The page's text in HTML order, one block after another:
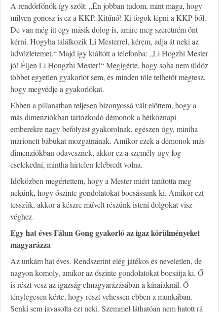
A rendőrfőnök így szólt: „Én jobban tudom, mint maga, hogy
milyen gonosz is ez a KKP. Kitűnő! Ki fogok lépni a KKP-ből.
De van még itt egy másik dolog is, amire meg szeretném önt
kérni. Hogyha találkozik Li Mesterrel, kérem, adja át neki az
üdvözletemet.“ Majd így kiáltott a telefonba: „Li Hogzhi Mester
jó! Éljen Li Hongzhi Mester!“ Megígérte, hogy soha nem üldöz
többet egyetlen gyakorlót sem, és minden tőle telhetőt megtesz,
hogy megvédje a gyakorlókat.
Ebben a pillanatban teljesen bizonyossá vált előttem, hogy a
más dimenziókban tartózkodó démonok a hétköznapi
emberekre nagy befolyást gyakorolnak, egészen úgy, mintha
marionett bábukat mozgatnának. Amikor ezek a démonok más
dimenziókban odavesznek, akkor ez a személy úgy fog
cselekedni, mintha hirtelen felébredt volna.
Időközben megértettem, hogy a Mester miért tanította meg
nekünk, hogy őszinte gondolatokat bocsássunk ki. Amikor ezt
tesszük, akkor a készre művelt részünk isteni dolgokat visz
véghez.
Egy hat éves Fálun Gong gyakorló az igaz körülményeket
magyarázza
Az unkám hat éves. Rendszerint elég játékos és neveletlen, de
nagyon komoly, amikor az őszinte gondolatokat bocsátja ki. Ő
is részt vesz az igazság elmagyarázásában a kínaiaknál. Ő
ténylegesen kérte, hogy részt vehessen ebben a munkában.
Senki sem javasolta ezt neki. Szemmel láthatóan nem hatott rá